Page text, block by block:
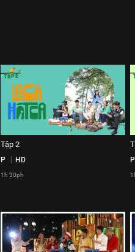
Tập 2
P HD
1h 30ph
P